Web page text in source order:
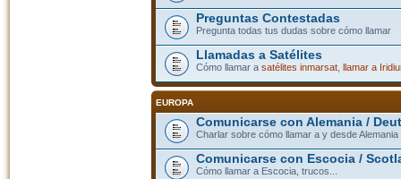
Preguntas Contestadas
Pregunta todas tus dudas sobre cómo llamar
Llamadas a Satélites
Cómo llamar a satélites inmarsat, llamar a
EUROPA
Comunicarse con Alemania /
Charlar sobre cómo llamar a y desde Alemania
Comunicarse con Escocia /
Cómo llamar a Escocia, trucos...